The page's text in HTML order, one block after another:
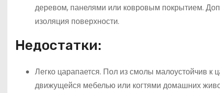
деревом, панелями или ковровым покрытием.
изоляция поверхности.
Недостатки:
Легко царапается. Пол из смолы малоустойчив
движущейся мебелью или когтями домашних